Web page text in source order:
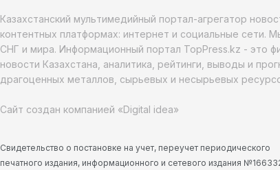
Казахстанский мультимедийный портал-агрегатор
контентных платформах: интернет и социальные сети.
СНГ и мира. Информационный портал TopPress.kz - это
новости Казахстана, аналитика, рейтинги, выводы и
драгоценных металлов, сырьевых и несырьевых
Сайт создан компанией «Digital idea»
Свидетельство о постановке на учет, переучет периодического
печатного издания, информационного и сетевого издания